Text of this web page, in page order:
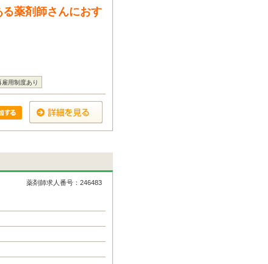
薬剤師さんにおす
雇用制度あり
薬剤師求人番号：246483